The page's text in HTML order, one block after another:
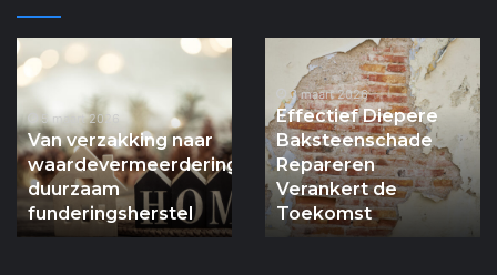
Van
verzakking
waardevermeerdering:
duurzaam
funderingsherstel
5 maart 2026
Van verzakking naar
waardevermeerdering:
duurzaam
funderingsherstel
Diepere
Baksteenschade
Repareren
Verankert
de
Toekomst
3 maart 2026
Effectief Diepere
Baksteenschade
Repareren
Verankert de
Toekomst